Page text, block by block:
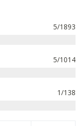
5/1893
5/1014
1/138